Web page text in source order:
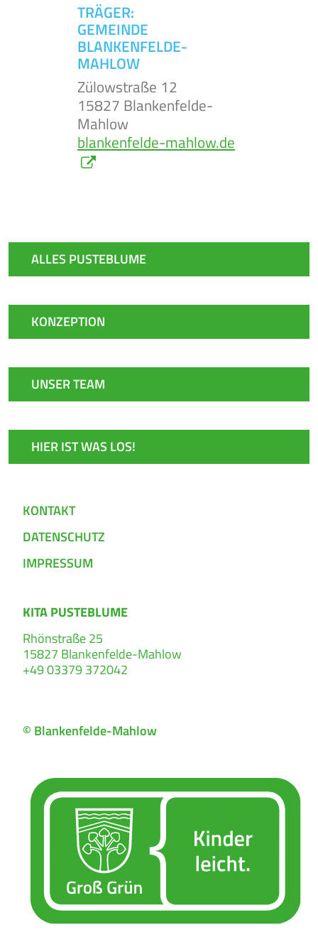
TRÄGER:
GEMEINDE
BLANKENFELDE-
MAHLOW
Zülowstraße 12
15827 Blankenfelde-
Mahlow
blankenfelde-mahlow.de
ALLES PUSTEBLUME
KONZEPTION
UNSER TEAM
HIER IST WAS LOS!
KONTAKT
DATENSCHUTZ
IMPRESSUM
KITA PUSTEBLUME
Rhönstraße 25
15827 Blankenfelde-Mahlow
+49 03379 372042
© Blankenfelde-Mahlow